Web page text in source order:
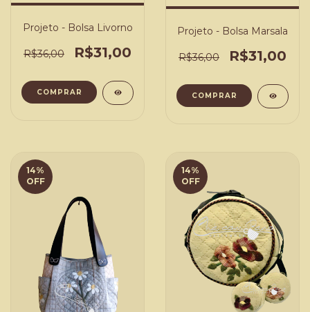
Projeto - Bolsa Livorno
R$36,00 R$31,00
COMPRAR
Projeto - Bolsa Marsala
R$36,00 R$31,00
COMPRAR
14%
OFF
14%
OFF